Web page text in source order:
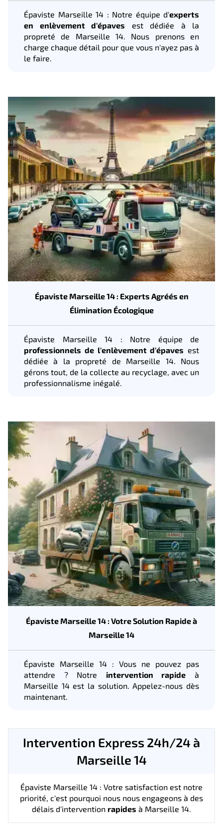
Épaviste Marseille 14 : Notre équipe d'experts
en enlèvement d'épaves est dédiée à la
propreté de Marseille 14. Nous prenons en
charge chaque détail pour que vous n'ayez pas à
le faire.
Épaviste Marseille 14 : Experts Agréés en
Élimination Écologique
Épaviste Marseille 14 : Notre équipe de
professionnels de l'enlèvement d'épaves est
dédiée à la propreté de Marseille 14. Nous
gérons tout, de la collecte au recyclage, avec un
professionnalisme inégalé.
Épaviste Marseille 14 : Votre Solution Rapide à
Marseille 14
Épaviste Marseille 14 : Vous ne pouvez pas
attendre ? Notre intervention rapide à
Marseille 14 est la solution. Appelez-nous dès
maintenant.
Intervention Express 24h/24 à
Marseille 14
Épaviste Marseille 14 : Votre satisfaction est notre
priorité, c'est pourquoi nous nous engageons à des
délais d'intervention rapides à Marseille 14.